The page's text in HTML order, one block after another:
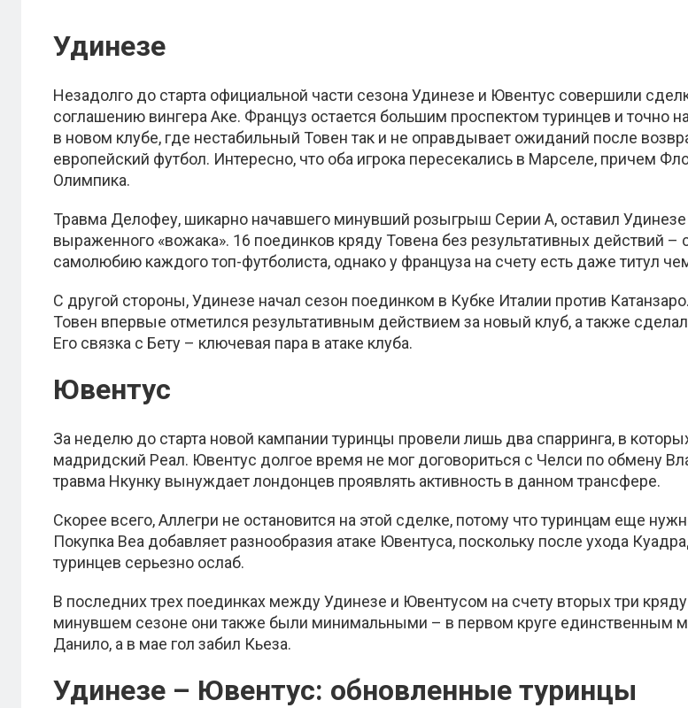
Удинезе
Незадолго до старта официальной части сезона Удинезе и Ювентус совершили
соглашению вингера Аке. Француз остается большим проспектом туринцев и точно
в новом клубе, где нестабильный Товен так и не оправдывает ожиданий после
европейский футбол. Интересно, что оба игрока пересекались в Марселе, причем
Олимпика.
Травма Делофеу, шикарно начавшего минувший розыгрыш Серии А, оставил Удинезе
выраженного «вожака». 16 поединков кряду Товена без результативных действий –
самолюбию каждого топ-футболиста, однако у француза на счету есть даже титул
С другой стороны, Удинезе начал сезон поединком в Кубке Италии против
Товен впервые отметился результативным действием за новый клуб, а также сделал
Его связка с Бету – ключевая пара в атаке клуба.
Ювентус
За неделю до старта новой кампании туринцы провели лишь два спарринга, в
мадридский Реал. Ювентус долгое время не мог договориться с Челси по обмену
травма Нкунку вынуждает лондонцев проявлять активность в данном трансфере.
Скорее всего, Аллегри не остановится на этой сделке, потому что туринцам еще
Покупка Веа добавляет разнообразия атаке Ювентуса, поскольку после ухода
туринцев серьезно ослаб.
В последних трех поединках между Удинезе и Ювентусом на счету вторых три кряду
минувшем сезоне они также были минимальными – в первом круге единственным
Данило, а в мае гол забил Кьеза.
Удинезе – Ювентус: обновленные туринцы